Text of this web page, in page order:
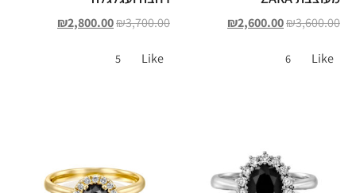
₪3,600.00
₪2,600.00
Like
6
₪3,700.00
₪2,800.00
Like
5